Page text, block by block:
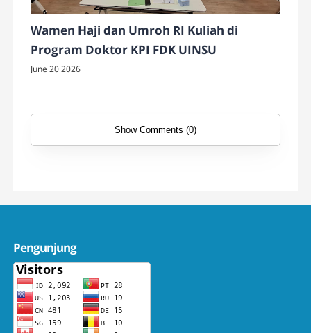
Wamen Haji dan Umroh RI Kuliah di
Program Doktor KPI FDK UINSU
June 20 2026
Show Comments (0)
Pengunjung